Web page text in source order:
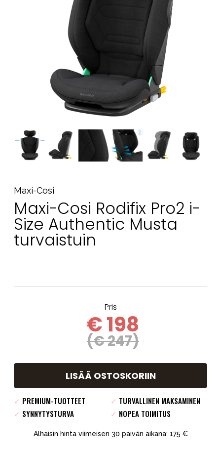
Maxi-Cosi
Maxi-Cosi Rodifix Pro2 i-
Size Authentic Musta
turvaistuin
Pris
€ 198
(€ 247)
LISÄÄ OSTOSKORIIN
✓ PREMIUM-TUOTTEET ✓ TURVALLINEN MAKSAMINEN
✓ SYNNYTYSTURVA ✓ NOPEA TOIMITUS
Alhaisin hinta viimeisen 30 päivän aikana: 175 €
Tarvikkeet
Varaosat
Lahjavinkkejä
Suosikit
Tavaramerkit
Aurinko ja uinti Outlet
Opas